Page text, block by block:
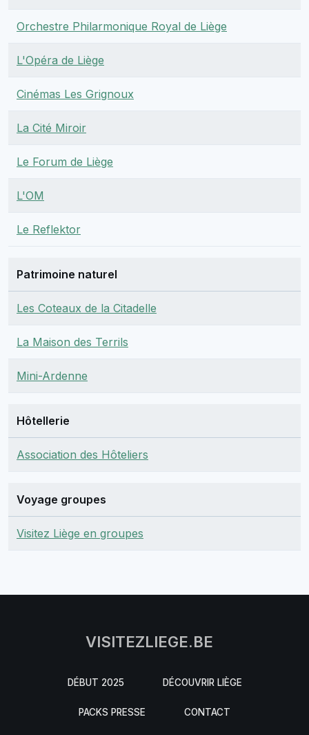
Orchestre Philarmonique Royal de Liège
L'Opéra de Liège
Cinémas Les Grignoux
La Cité Miroir
Le Forum de Liège
L'OM
Le Reflektor
Patrimoine naturel
Les Coteaux de la Citadelle
La Maison des Terrils
Mini-Ardenne
Hôtellerie
Association des Hôteliers
Voyage groupes
Visitez Liège en groupes
VISITEZLIEGE.BE
DÉBUT 2025 DÉCOUVRIR LIÈGE
PACKS PRESSE CONTACT